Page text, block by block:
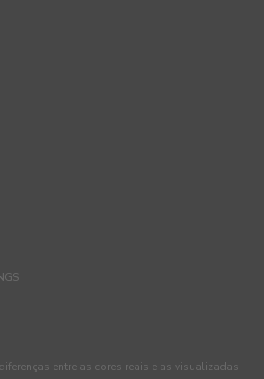
entre as cores reais e as visualizadas